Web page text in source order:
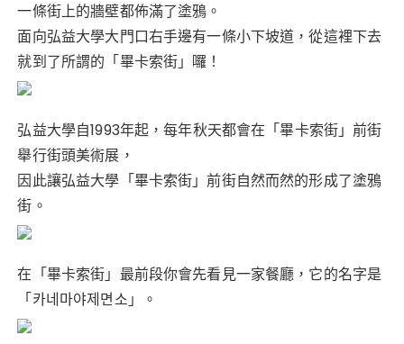
一條街上的牆壁都佈滿了塗鴉。
面向弘益大學大門口右手邊有一條小下坡道，從這裡下去
就到了所謂的「畢卡索街」囉！
弘益大學自1993年起，每年秋天都會在「畢卡索街」前街
舉行街頭美術展，
因此讓弘益大學「畢卡索街」前街自然而然的形成了塗鴉
街。
在「畢卡索街」最前段你會先看見一家餐廳，它的名字是
「카네마야제면소」。